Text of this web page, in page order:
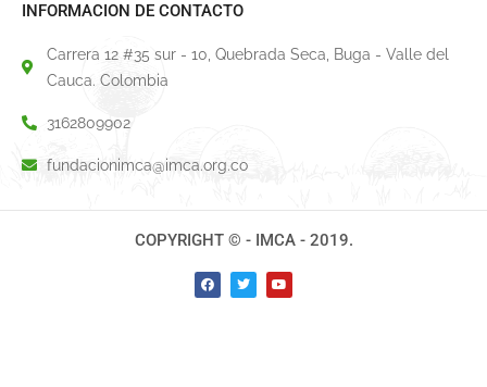
INFORMACION DE CONTACTO
Carrera 12 #35 sur - 10, Quebrada Seca, Buga - Valle del
Cauca. Colombia
3162809902
fundacionimca@imca.org.co
COPYRIGHT © - IMCA - 2019.